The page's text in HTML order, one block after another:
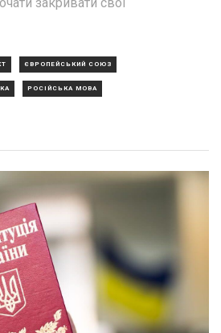
закривати свої
ЄВРОПЕЙСЬКИЙ СОЮЗ
РОСІЙСЬКА МОВА